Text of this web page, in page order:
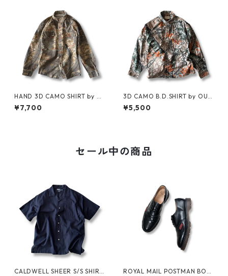
HAND 3D CAMO SHIRT by Cl
arfield Outdoors
¥7,700
3D CAMO B.D.SHIRT by OUT
FITTERS RIDGE
¥5,500
セール中の商品
CALDWELL SHEER S/S SHIRT
ROYAL MAIL POSTMAN BOO